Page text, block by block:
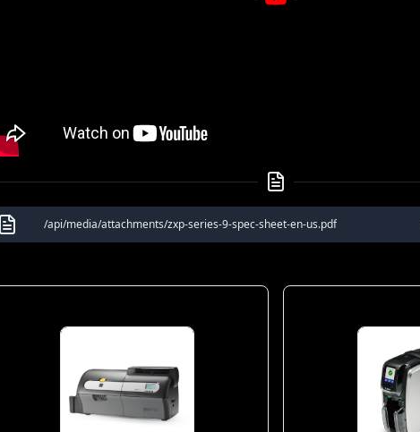
/api/media/attachments/zxp-series-9-spec-sheet-en-us.pdf